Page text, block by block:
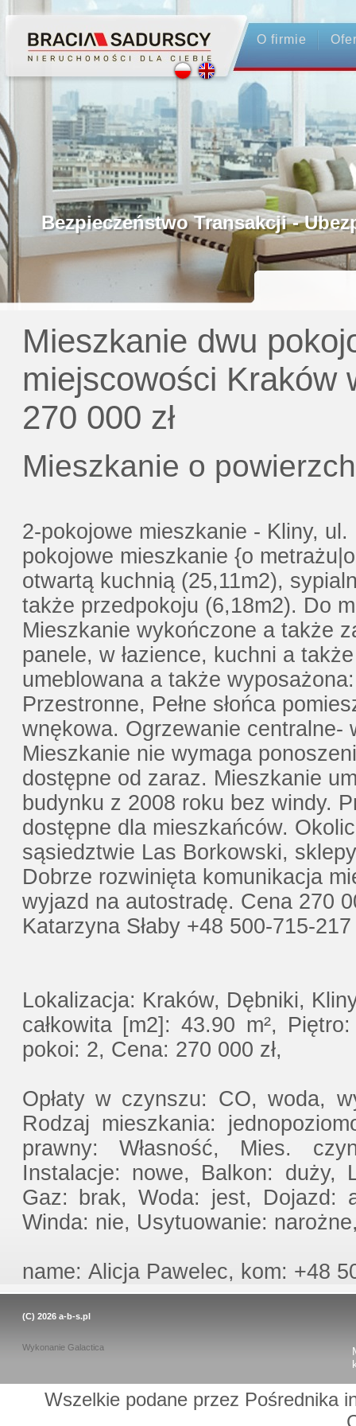
O firmie
Profesjonalne Pośrednictwo
Bezpieczeństwo Transakcji -
Licencjonowani Pośrednicy
Gratis - Przedwstępna Umowa
Mieszkanie dwu
miejscowości Kraków
270 000 zł
Mieszkanie o
2-pokojowe mieszkanie - Kliny,
pokojowe mieszkanie {o
otwartą kuchnią (25,11m2),
także przedpokoju (6,18m2). Do
Mieszkanie wykończone a także
panele, w łazience, kuchni a
umeblowana a także
Przestronne, Pełne słońca
wnękowa. Ogrzewanie centralne-
Mieszkanie nie wymaga
dostępne od zaraz. Mieszkanie
budynku z 2008 roku bez windy.
dostępne dla mieszkańców.
sąsiedztwie Las Borkowski,
Dobrze rozwinięta komunikacja
wyjazd na autostradę. Cena 270
Katarzyna Słaby +48 500-715-
Lokalizacja: Kraków, Dębniki,
całkowita [m2]: 43.90 m²,
pokoi: 2, Cena: 270 000 zł,
Opłaty w czynszu: CO, woda,
Rodzaj mieszkania:
prawny: Własność, Mies.
Instalacje: nowe, Balkon: duży,
Gaz: brak, Woda: jest, Dojazd:
Winda: nie, Usytuowanie:
name: Alicja Pawelec, kom: +48
(C) 2026 a-b-s.pl
Wykonanie Galactica
Wszelkie podane przez Pośrednika